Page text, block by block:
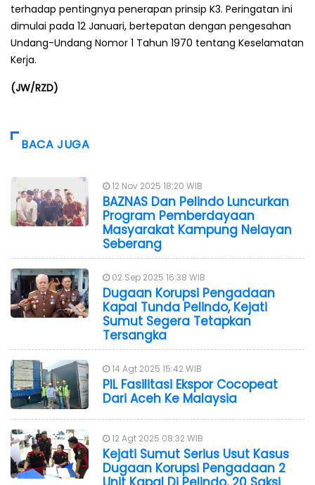
terhadap pentingnya penerapan prinsip K3. Peringatan ini
dimulai pada 12 Januari, bertepatan dengan pengesahan
Undang-Undang Nomor 1 Tahun 1970 tentang Keselamatan
Kerja.
(JW/RZD)
BACA JUGA
12 Nov 2025 18:20 WIB
BAZNAS Dan Pelindo Luncurkan
Program Pemberdayaan
Masyarakat Kampung Nelayan
Seberang
02 Sep 2025 16:38 WIB
Dugaan Korupsi Pengadaan
Kapal Tunda Pelindo, Kejati
Sumut Segera Tetapkan
Tersangka
14 Agt 2025 15:42 WIB
PIL Fasilitasi Ekspor Cocopeat
Dari Aceh Ke Malaysia
12 Agt 2025 08:32 WIB
Kejati Sumut Serius Usut Kasus
Dugaan Korupsi Pengadaan 2